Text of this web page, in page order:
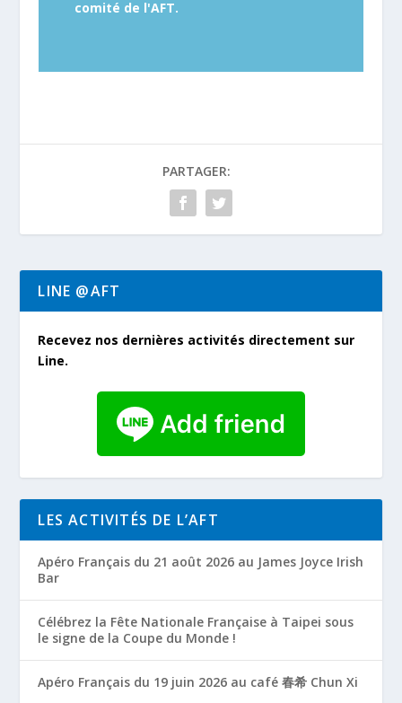
comité de l'AFT.
PARTAGER:
LINE @AFT
Recevez nos dernières activités directement sur
Line.
LES ACTIVITÉS DE L’AFT
Apéro Français du 21 août 2026 au James Joyce Irish
Bar
Célébrez la Fête Nationale Française à Taipei sous
le signe de la Coupe du Monde !
Apéro Français du 19 juin 2026 au café 春希 Chun Xi